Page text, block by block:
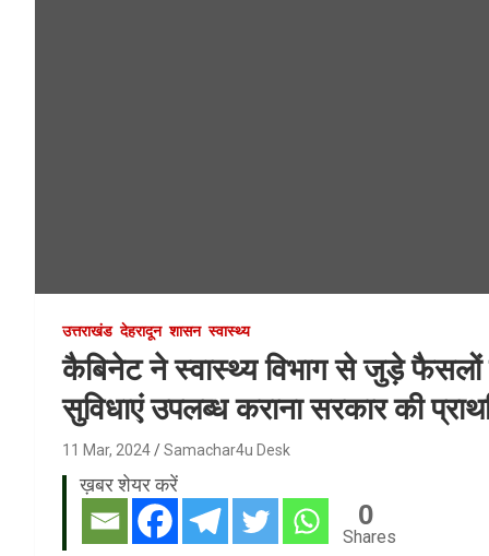
उत्तराखंड देहरादून शासन स्वास्थ्य
कैबिनेट ने स्वास्थ्य विभाग से जुड़े फैसलों
सुविधाएं उपलब्ध कराना सरकार की
11 Mar, 2024 Samachar4u Desk
ख़बर शेयर करें
0
Shares